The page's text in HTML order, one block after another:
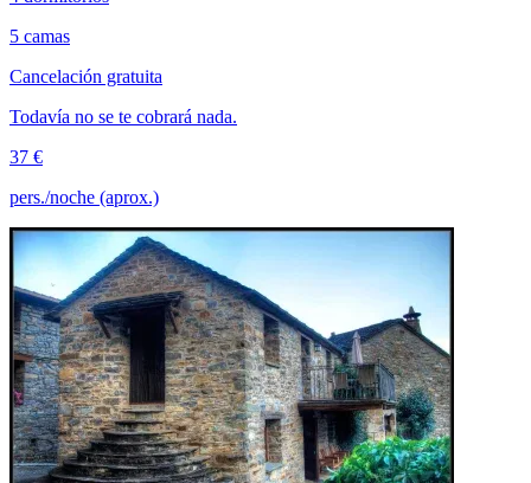
5 camas
Cancelación gratuita
Todavía no se te cobrará nada.
37 €
pers./noche (aprox.)